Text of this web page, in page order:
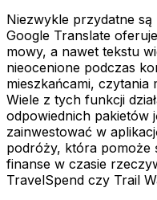
Niezwykle przydatne są
Google Translate
mowy, a nawet tekstu
nieocenione podczas
mieszkańcami,
Wiele z tych funkcji
odpowiednich pakietów
zainwestować w
podróży, która pomoże
finanse w czasie
TravelSpend czy Trail